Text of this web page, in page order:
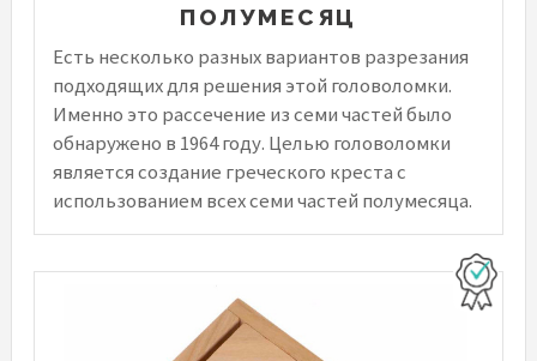
ПОЛУМЕСЯЦ
Есть несколько разных вариантов разрезания
подходящих для решения этой головоломки.
Именно это рассечение из семи частей было
обнаружено в 1964 году. Целью головоломки
является создание греческого креста с
использованием всех семи частей полумесяца.